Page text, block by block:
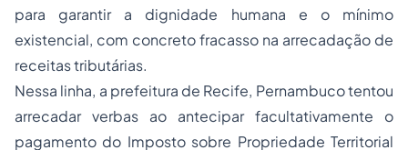
para garantir a dignidade humana e o mínimo
existencial, com concreto fracasso na arrecadação de
receitas tributárias.
Nessa linha, a prefeitura de Recife, Pernambuco tentou
arrecadar verbas ao antecipar facultativamente o
pagamento do Imposto sobre Propriedade Territorial